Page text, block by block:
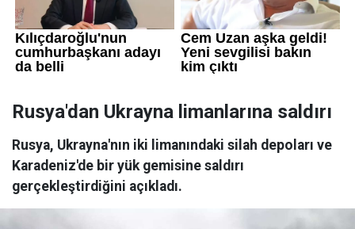
Rusya'dan Ukrayna limanlarına saldırı
Rusya, Ukrayna'nın iki limanındaki silah depoları ve
Karadeniz'de bir yük gemisine saldırı
gerçekleştirdiğini açıkladı.